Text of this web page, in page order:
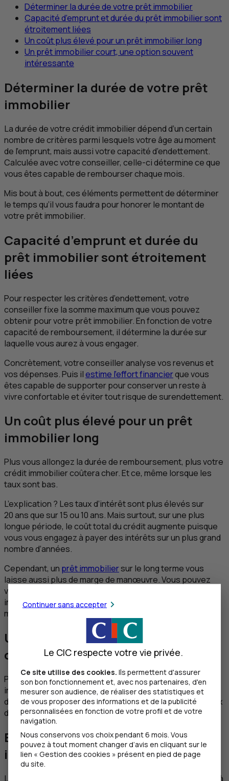
Déterminer la durée de votre prêt immobilier
Capacité d’emprunt et durée du prêt immobilier sont
étroitement liées
Un coût plus élevé pour un prêt immobilier long
Un prêt immobilier court, une option souvent
intéressante
Déterminer la durée de votre prêt
immobilier
La durée de votre crédit immobilier dépend d’un certain
nombre de critères parmi lesquels votre âge au moment
de l’emprunt, mais aussi votre capacité d’endettement.
Calculée avec votre conseiller, celle-ci détermine ce que
vous êtes capable de rembourser chaque mois.
Mis bout à bout, ces éléments permettent de déterminer
le temps qu’il vous faudra pour honorer le montant de
votre prêt immobilier.
Capacité d’emprunt et durée du
prêt immobilier sont étroitement
liées
Pour respecter les critères d’endettement, votre
conseiller fixe la somme maximum que vous pouvez
obtenir pour votre prêt immobilier. En fonction de votre
capacité de remboursement, il détermine la durée sur
laquelle vous aurez à vous engager.
Concrètement, votre conseiller analyse vos revenus et
vos dépenses. Puis ilestime l’effort financierque vous
êtes capable de supporter pour conserver un reste à
vivre confortable et éviter tout risque de surendettement.
Un coût plus élevé pour un prêt
immobilier long
Plus vous allongez la durée de remboursement, plus votre
crédit immobilier coûtera cher. Et ce, même lorsque les
taux sont bas.
L’explication ? Les taux d’intérêt sont plus élevés sur
20 ans que sur 15 ou 10 ans. Mais surtout, sur une plus
longue période, le coût total du crédit augmente puisque
vous vous engagez à payer des intérêts sur un plus grand
nombre d’années.
Cependant, un prêt immobiliersur le long terme vous
laisse aussi plus de marge de manœuvre. Vous pouvez
vous permettre d’emprunter une somme d’argent plus
importante, tout en réduisant le montant de vos
mensualités.
Un prêt immobilier court, une
option souvent intéressante
Plus vous raccourcissez la durée de votre crédit
immobilier, plus vous réduisez le nombre de mensualités
dont vous devez vous acquitter. À quoi s’ajoutent des taux
d’intérêt plus attractifs.
Estimer la durée idéale pour un prêt
immobilier
Les durées pour un crédit immobilier classique vont de 5 à
Continuer sans accepter
Le CIC respecte votre vie privée.
Ce site utilise des cookies. Ils permettent d'assurer
son bon fonctionnement et, avec nos partenaires, d'en
mesurer son audience, de réaliser des statistiques et
de vous proposer des informations et de la publicité
personnalisées en fonction de votre profil et de votre
navigation.
Nous conservons vos choix pendant 6 mois. Vous
pouvez à tout moment changer d’avis en cliquant sur le
lien « Gestion des cookies » présent en pied de page
du site.